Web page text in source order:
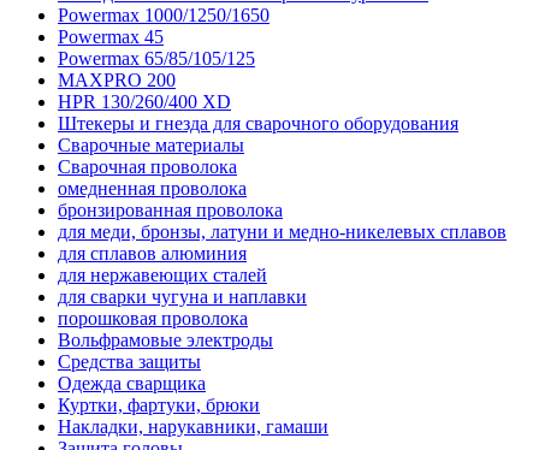
Powermax 1000/1250/1650
Powermax 45
Powermax 65/85/105/125
MAXPRO 200
HPR 130/260/400 XD
Штекеры и гнезда для сварочного оборудования
Сварочные материалы
Сварочная проволока
омедненная проволока
бронзированная проволока
для меди, бронзы, латуни и медно-никелевых сплавов
для сплавов алюминия
для нержавеющих сталей
для сварки чугуна и наплавки
порошковая проволока
Вольфрамовые электроды
Средства защиты
Одежда сварщика
Куртки, фартуки, брюки
Накладки, нарукавники, гамаши